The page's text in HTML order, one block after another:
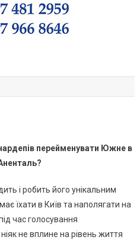
перейменувати Южне в
і робить його унікальним
їхати в Київ та наполягати на
час голосування
не вплине на рівень життя